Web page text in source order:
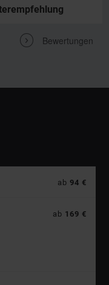
V Bewertungen
Preis:
ab 94 €
Preis:
ab 169 €